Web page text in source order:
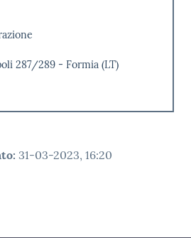
287/289 - Formia (LT)
: 31-03-2023, 16:20